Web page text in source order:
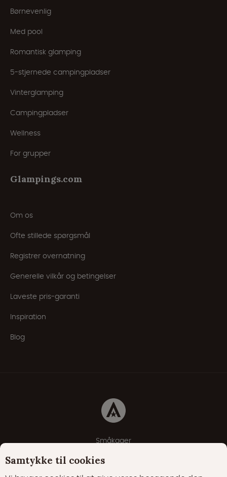
Børnevenlig
Med pool
Romantisk glamping
5-stjernede campingpladser
Vinterglamping
Campingpladser
Wellness
For grupper
Glampings.com
Om os
Ofte stillede spørgsmål
Registrer overnatning
Generelle vilkår og betingelser
Laveste pris-garanti
Inspiration
Blog
Småkager
Erklæring om beskyttelse af personlige oplysninger
Samtykke til cookies